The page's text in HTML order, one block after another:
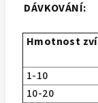
DÁVKOVÁNÍ:
Hmotnost
1-10
10-20